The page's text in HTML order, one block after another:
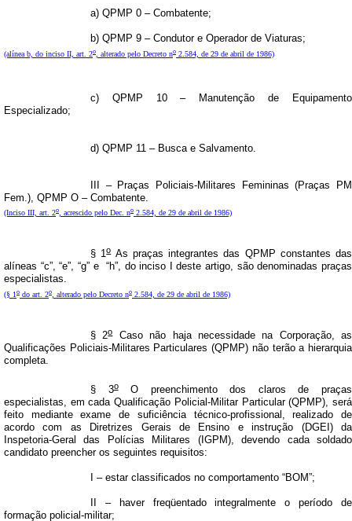
a) QPMP 0 – Combatente;
b) QPMP 9 – Condutor e Operador de Viaturas;
(alínea b, do inciso II, art. 2o , alterado pelo Decreto no 2.584, de 29 de abril de 1986)
c) QPMP 10 – Manutenção de Equipamento
Especializado;
d) QPMP 11 – Busca e Salvamento.
III – Praças Policiais-Militares Femininas (Praças PM
Fem.), QPMP O – Combatente.
(Inciso III, art. 2o , acrescido pelo Dec. no 2.584, de 29 de abril de 1986)
§ 1oAs praças integrantes das QPMP constantes das
alíneas “c”, “e”, “g” e
“h”, do inciso I deste artigo, são denominadas praças
especialistas.
(§ 1 o do art. 2o , alterado pelo Decreto no 2.584, de 29 de abril de 1986)
§ 2oCaso não haja necessidade na Corporação, as
Qualificações Policiais-Militares Particulares (QPMP) não terão a hierarquia
completa.
§ 3oO preenchimento dos claros de praças
especialistas, em cada Qualificação Policial-MilitarParticular (QPMP), será
feito mediante exame de suficiência técnico-profissional, realizado de
acordo com as Diretrizes Gerais de Ensino e instrução (DGEI) da
Inspetoria-Geral das Polícias Militares (IGPM), devendo cada soldado
candidato preencher os seguintes requisitos:
I – estar classificados no comportamento “BOM”;
II – haver freqüentado integralmente o período de
formação policial-militar;